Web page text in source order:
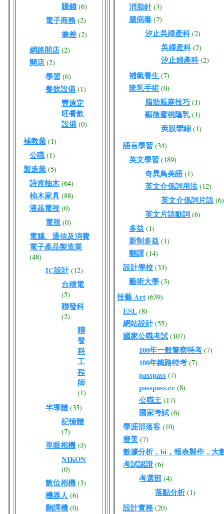
賺錢 (6)
電子商務 (2)
兼差 (2)
網路開店 (2)
開店 (2)
學習 (6)
餐飲設備 (1)
豐原定
旺餐飲
設備 (0)
補教業 (1)
公職 (1)
製造業 (5)
詩肯柚木 (64)
柚木家具 (88)
液晶電視 (0)
電視 (0)
電腦、通信及消費
電子產品製造業
(48)
IC設計 (12)
台積電
(5)
聯發科
(2)
聯
發
科
工
程
師
(1)
半導體 (35)
記憶體
(7)
單眼相機 (3)
NIKON
(0)
數位相機 (3)
機器人 (6)
翻譯機 (0)
消脂針 (3)
腸病毒 (7)
汐止吳婦產科 (2)
吳婦產科 (2)
汐止婦產科 (2)
補氣養生 (7)
隆乳手術 (0)
脂肪脹麻技巧 (1)
顯微蜜桃隆乳 (1)
莢膜攣縮 (1)
語言學習 (34)
英文學習 (189)
奇異鳥美語 (1)
英文介係詞用法 (12)
英文介係詞片語 (6)
英文片語動詞 (6)
多益 (1)
新制多益 (1)
翻譯 (14)
設計學校 (33)
藝術大學 (3)
技藝 Art (639)
ESL (8)
網站設計 (55)
國家公職考試 (107)
100年一般警察特考 (7)
100年鐵路特考 (7)
passpass (7)
passpass.cc (8)
公職王 (17)
國家考試 (6)
學涯部落客 (10)
審美 (7)
數據分析，bi，報表製作，大
考試認證 (6)
考選部 (4)
落點分析 (1)
設計實務 (20)